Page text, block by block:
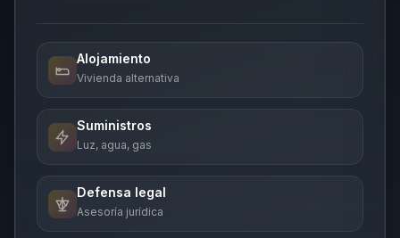
Alojamiento
Vivienda alternativa
Suministros
Luz, agua, gas
Defensa legal
Asesoría jurídica